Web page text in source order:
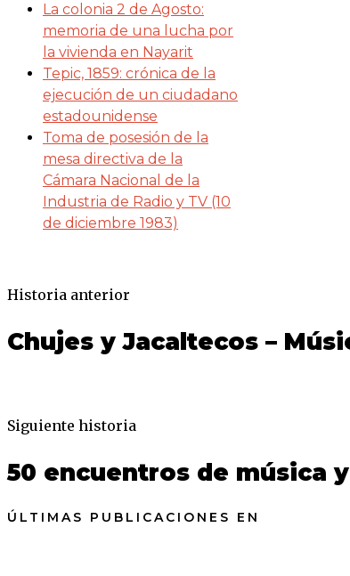
La colonia 2 de Agosto:
memoria de una lucha por
la vivienda en Nayarit
Tepic, 1859: crónica de la
ejecución de un ciudadano
estadounidense
Toma de posesión de la
mesa directiva de la
Cámara Nacional de la
Industria de Radio y TV (10
de diciembre 1983)
Historia anterior
Chujes y Jacaltecos –
Siguiente historia
50 encuentros de música
ÚLTIMAS PUBLICACIONES EN